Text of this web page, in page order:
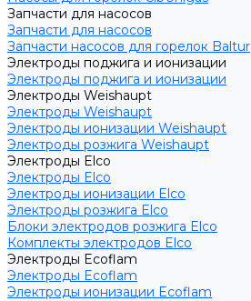
Запчасти для насосов
Запчасти для насосов
Запчасти насосов для горелок Baltur
Электроды поджига и ионизации
Электроды поджига и ионизации
Электроды Weishaupt
Электроды Weishaupt
Электроды ионизации Weishaupt
Электроды розжига Weishaupt
Электроды Elco
Электроды Elco
Электроды ионизации Elco
Электроды розжига Elco
Блоки электродов розжига Elco
Комплекты электродов Elco
Электроды Ecoflam
Электроды Ecoflam
Электроды ионизации Ecoflam